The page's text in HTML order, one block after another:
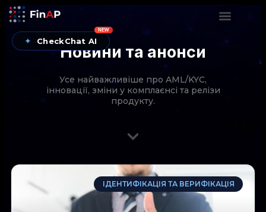
✦ CheckChat AI
NEW
Новини та анонси
Усе найважливіше про AML/KYC,
інновації, зміни у комплаєнсі та релізи
продукту.
ІДЕНТИФІКАЦІЯ ТА ВЕРИФІКАЦІЯ